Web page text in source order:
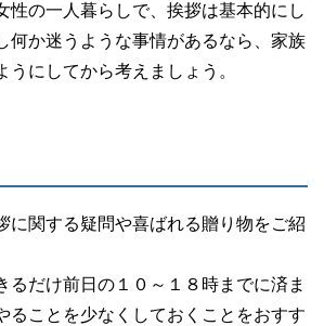
性の一人暮らしで、挨拶は基本的にし
何か迷うような事情があるなら、家族
うにしてから考えましょう。
に関する疑問や喜ばれる贈り物をご紹
るだけ前日の１０～１８時までに済ま
ることを少なくしておくことをおすす